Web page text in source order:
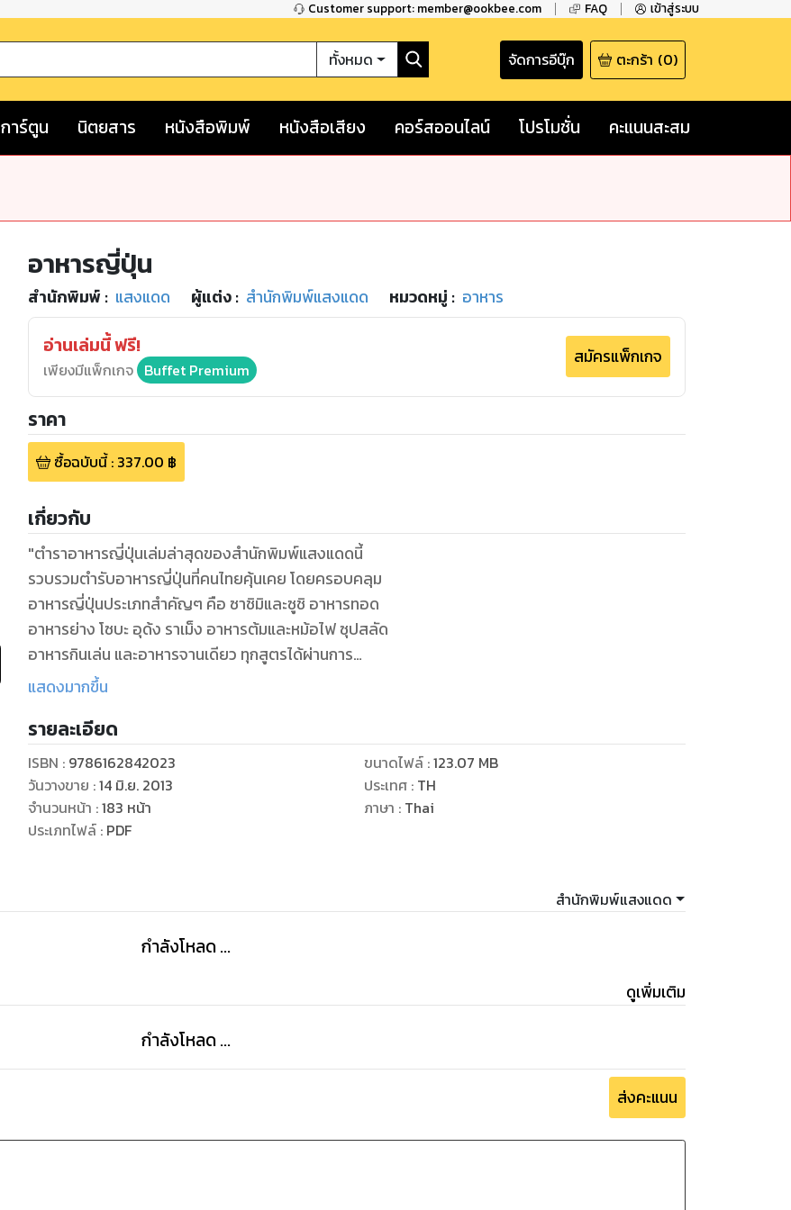
Customer support: member@ookbee.com FAQ เข้าสู่ระบบ
ทั้งหมด จัดการอีบุ๊ก ตะกร้า (0)
การ์ตูน นิตยสาร หนังสือพิมพ์ หนังสือเสียง คอร์สออนไลน์ โปรโมชั่น คะแนนสะสม
อาหารญี่ปุ่น
สำนักพิมพ์ : แสงแดด ผู้แต่ง : สำนักพิมพ์แสงแดด หมวดหมู่ : อาหาร
อ่านเล่มนี้ ฟรี!
เพียงมีแพ็กเกจ Buffet Premium
สมัครแพ็กเกจ
ราคา
ซื้อฉบับนี้: 337.00 ฿
เกี่ยวกับ
"ตำราอาหารญี่ปุ่นเล่มล่าสุดของสำนักพิมพ์แสงแดดนี้
รวบรวมตำรับอาหารญี่ปุ่นที่คนไทยคุ้นเคย โดยครอบคลุม
อาหารญี่ปุ่นประเภทสำคัญๆ คือ ซาชิมิและซูชิ อาหารทอด
อาหารย่าง โซบะ อุด้ง ราเม็ง อาหารต้มและหม้อไฟ ซุปสลัด
อาหารกินเล่น และอาหารจานเดียว ทุกสูตรได้ผ่านการ
ทดสอบแล้วว่าทำได้ รสชาติดี อีกทั้งพยายามใช้เครื่องปรุง
แสดงมากขึ้น
รายละเอียด
ISBN : 9786162842023
วันวางขาย :14 มิ.ย. 2013
จำนวนหน้า :183 หน้า
ประเภทไฟล์: PDF
ขนาดไฟล์:123.07 MB
ประเทศ : TH
ภาษา : Thai
สำนักพิมพ์แสงแดด
กำลังโหลด ...
ดูเพิ่มเติม
กำลังโหลด ...
ส่งคะแนน